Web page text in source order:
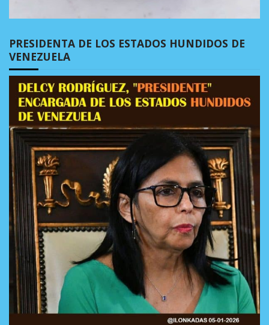
PRESIDENTA DE LOS ESTADOS HUNDIDOS DE
VENEZUELA